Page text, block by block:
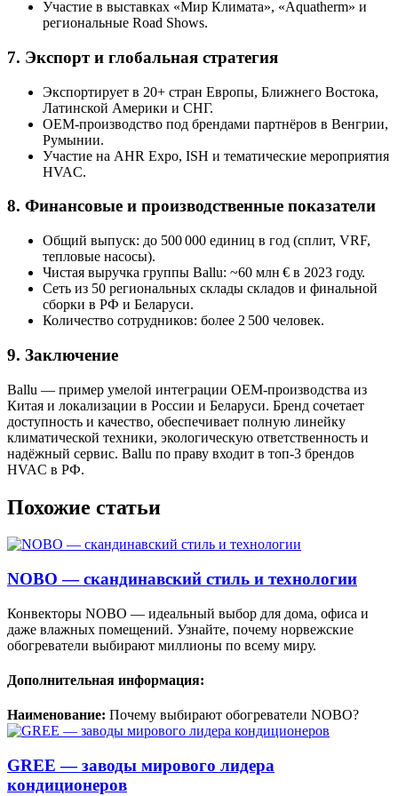
Участие в выставках «Мир Климата», «Aquatherm» и
региональные Road Shows.
7. Экспорт и глобальная стратегия
Экспортирует в 20+ стран Европы, Ближнего Востока,
Латинской Америки и СНГ.
OEM-производство под брендами партнёров в Венгрии,
Румынии.
Участие на AHR Expo, ISH и тематические мероприятия
HVAC.
8. Финансовые и производственные показатели
Общий выпуск: до 500 000 единиц в год (сплит, VRF,
тепловые насосы).
Чистая выручка группы Ballu: ~60 млн € в 2023 году.
Сеть из 50 региональных склады складов и финальной
сборки в РФ и Беларуси.
Количество сотрудников: более 2 500 человек.
9. Заключение
Ballu — пример умелой интеграции OEM-производства из
Китая и локализации в России и Беларуси. Бренд сочетает
доступность и качество, обеспечивает полную линейку
климатической техники, экологическую ответственность и
надёжный сервис. Ballu по праву входит в топ-3 брендов
HVAC в РФ.
Похожие статьи
NOBO — скандинавский стиль и технологии
Конвекторы NOBO — идеальный выбор для дома, офиса и
даже влажных помещений. Узнайте, почему норвежские
обогреватели выбирают миллионы по всему миру.
Дополнительная информация:
Наименование: Почему выбирают обогреватели NOBO?
GREE — заводы мирового лидера
кондиционеров